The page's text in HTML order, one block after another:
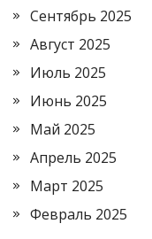
Сентябрь 2025
Август 2025
Июль 2025
Июнь 2025
Май 2025
Апрель 2025
Март 2025
Февраль 2025